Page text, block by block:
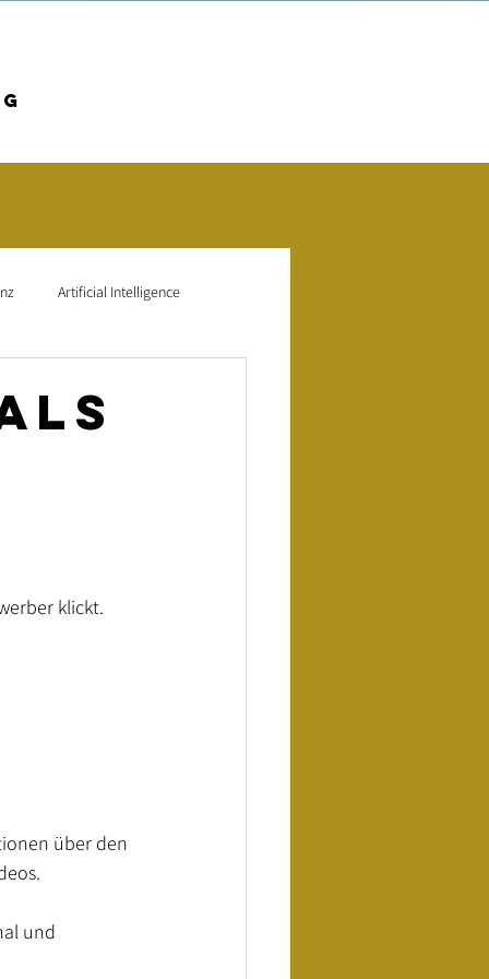
Artificial Intelligence
klickt.
über den
und